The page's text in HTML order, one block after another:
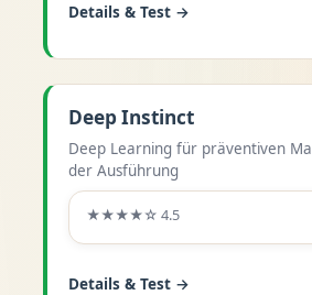
Details & Test →
Deep Instinct
Deep Learning für präventiven
der Ausführung
★★★★☆ 4.5
Details & Test →